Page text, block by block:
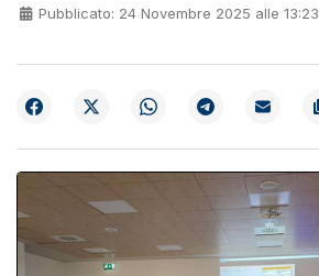
Pubblicato: 24 Novembre 2025 alle 13:23